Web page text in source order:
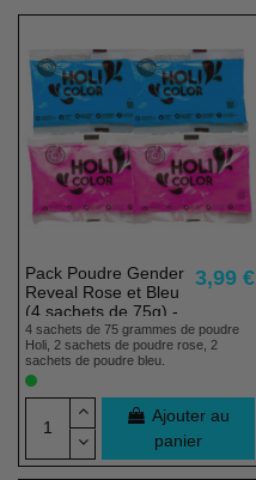
Pack Poudre Gender
Reveal Rose et Bleu
(4 sachets de 75g) -
2 rose, 2 bleu
3,99 €
4 sachets de 75 grammes de poudre
Holi, 2 sachets de poudre rose, 2
sachets de poudre bleu.
Ajouter au
panier